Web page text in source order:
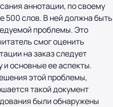
аннотации, по своему
500 слов. В ней должна быть
проблемы. Это
смог оценить
на заказ следует
основные ее аспекты.
этой проблемы,
такой документ
были обнаружены